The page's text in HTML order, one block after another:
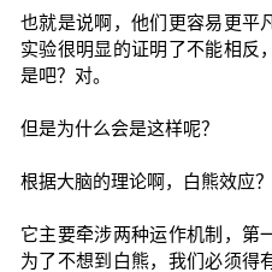
也就是说啊，他们更容易更平
实验很明显的证明了不能相反
是吧？对。
但是为什么会是这样呢？
根据大脑的理论啊，白熊效应？
它主要牵涉两种运作机制，第
为了不想到白熊，我们必须得